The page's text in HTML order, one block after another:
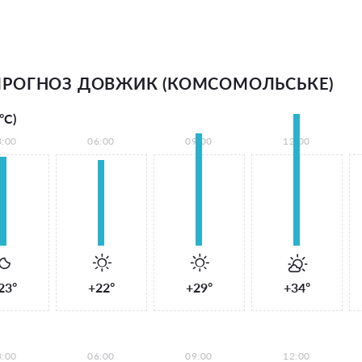
ДОВЖИК (КОМСОМОЛЬСЬКЕ)
06:00
+22°
09:00
+29°
12:00
+34°
06:00 09:00 12:00